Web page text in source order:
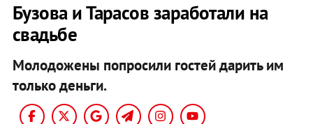
Бузова и Тарасов заработали на
свадьбе
Молодожены попросили гостей дарить им
только деньги.